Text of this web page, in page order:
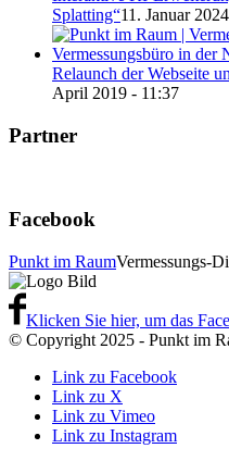
Splatting“11. Januar
Relaunch der Webseite
April 2019 - 11:37
Partner
Facebook
Punkt im RaumVermessungs-
Klicken Sie hier, um das
© Copyright 2025 - Punkt im
Link zu Facebook
Link zu X
Link zu Vimeo
Link zu Instagram